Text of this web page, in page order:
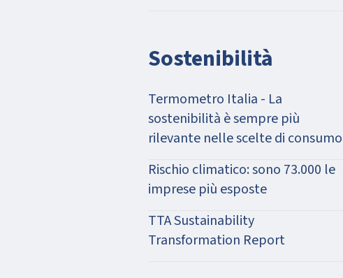
Sostenibilità
Termometro Italia - La
sostenibilità è sempre più
rilevante nelle scelte di consumo
Rischio climatico: sono 73.000 le
imprese più esposte
TTA Sustainability
Transformation Report